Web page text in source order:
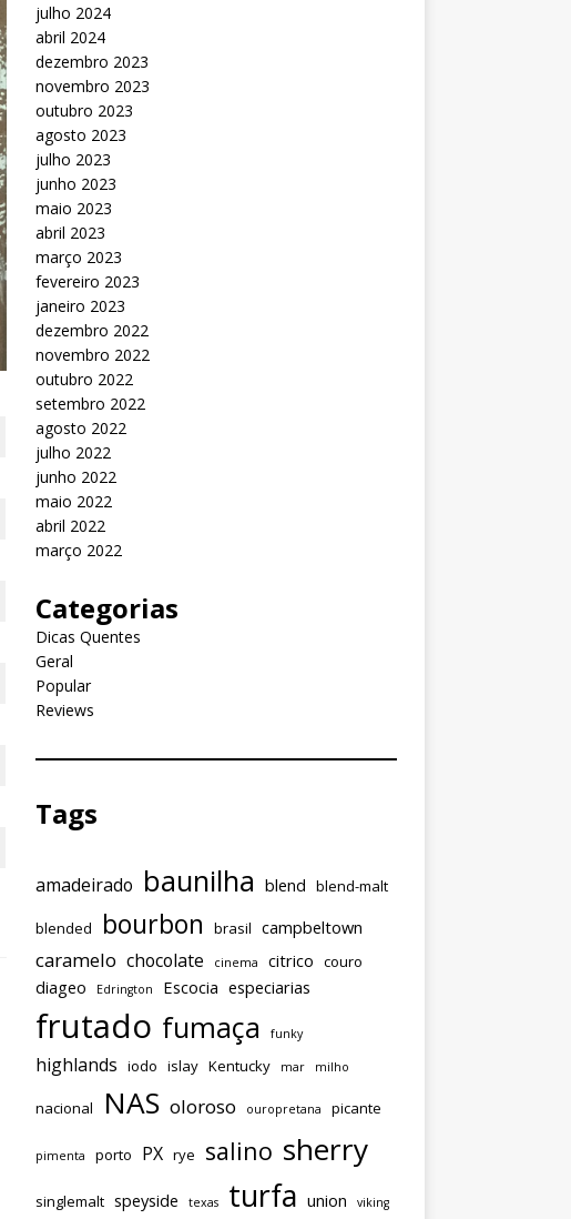
julho 2024
abril 2024
dezembro 2023
novembro 2023
outubro 2023
agosto 2023
julho 2023
junho 2023
maio 2023
abril 2023
março 2023
fevereiro 2023
janeiro 2023
dezembro 2022
novembro 2022
outubro 2022
setembro 2022
agosto 2022
julho 2022
junho 2022
maio 2022
abril 2022
março 2022
Categorias
Dicas Quentes
Geral
Popular
Reviews
Tags
amadeirado baunilha blend blend-malt
blended bourbon brasil campbeltown
caramelo chocolate cinema citrico couro
diageo Edrington Escocia especiarias
frutado fumaça funky
highlands iodo islay Kentucky mar milho
nacional NAS oloroso ouropretana picante
pimenta porto PX rye salino sherry
singlemalt speyside texas turfa union viking